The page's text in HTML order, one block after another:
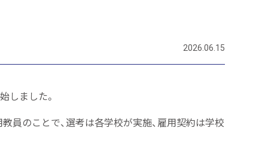
2026.06.15
しました。
員のことで、選考は各学校が実施、雇用契約は学校